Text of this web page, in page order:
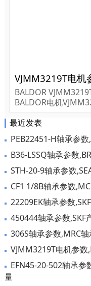
BALDOR
BALDOR电机
最近发表
PEB22451-H轴承参
B36-LSSQ轴承参数
STH-20-9轴承参数
CF1 1/8B轴承参数
22209EK轴承参数
450444轴承参数,SKF
306S轴承参数,MRC
VJMM3219T电机参
EFN45-20-502轴承参
量